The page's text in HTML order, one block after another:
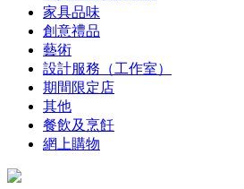
家具品味
創意禮品
藝術
設計服務（工作室）
期間限定店
其他
餐飲及烹飪
網上購物